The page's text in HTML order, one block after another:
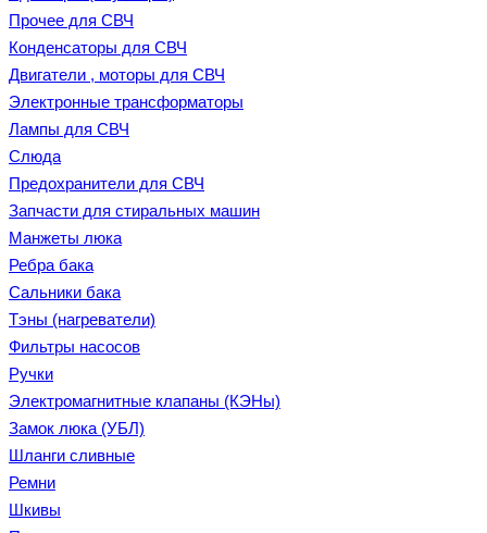
Прочее для СВЧ
Конденсаторы для СВЧ
Двигатели , моторы для СВЧ
Электронные трансформаторы
Лампы для СВЧ
Слюда
Предохранители для СВЧ
Запчасти для стиральных машин
Манжеты люка
Ребра бака
Сальники бака
Тэны (нагреватели)
Фильтры насосов
Ручки
Электромагнитные клапаны (КЭНы)
Замок люка (УБЛ)
Шланги сливные
Ремни
Шкивы